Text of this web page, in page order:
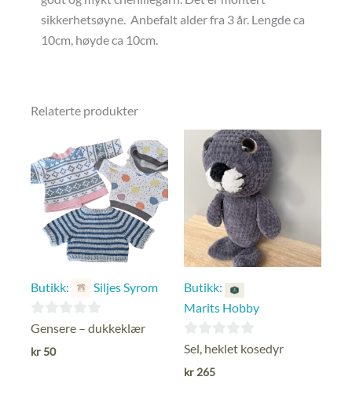
sikkerhetsøyne. Anbefalt alder fra 3 år. Lengde ca
10cm, høyde ca 10cm.
Relaterte produkter
Butikk: Siljes Syrom
0
ut
Gensere – dukkeklær
kr50
Butikk:
Marits Hobby
0
ut
Sel, heklet kosedyr
kr 265